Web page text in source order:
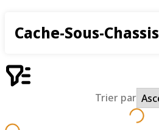
Cache-Sous-Chassis
Trier par